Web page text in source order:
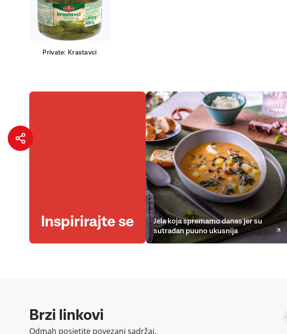
Private: Krastavci
Inspirirajte se
Jela koja spremamo danas jer su
sutradan puuno ukusnija
Brzi linkovi
Odmah posjetite povezani sadržaj.